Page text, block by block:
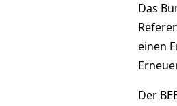
Das
einen
Der